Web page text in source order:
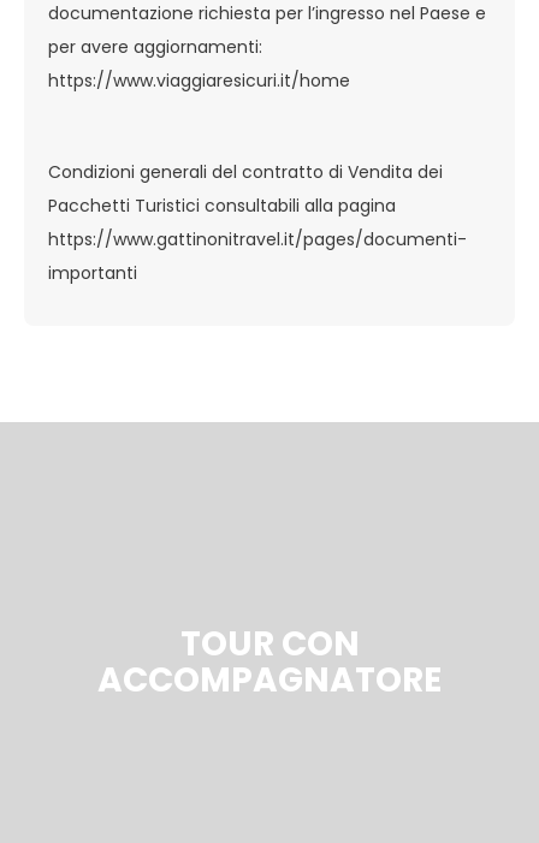
documentazione richiesta per l’ingresso nel Paese e
per avere aggiornamenti:
https://www.viaggiaresicuri.it/home
Condizioni generali del contratto di Vendita dei
Pacchetti Turistici consultabili alla pagina
https://www.gattinonitravel.it/pages/documenti-
importanti
TOUR CON
ACCOMPAGNATORE